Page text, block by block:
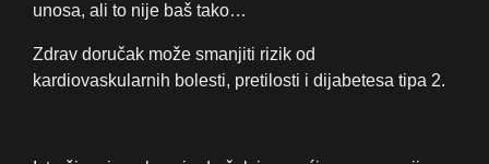
unosa, ali to nije baš tako…
Zdrav doručak može smanjiti rizik od
kardiovaskularnih bolesti, pretilosti i dijabetesa tipa 2.